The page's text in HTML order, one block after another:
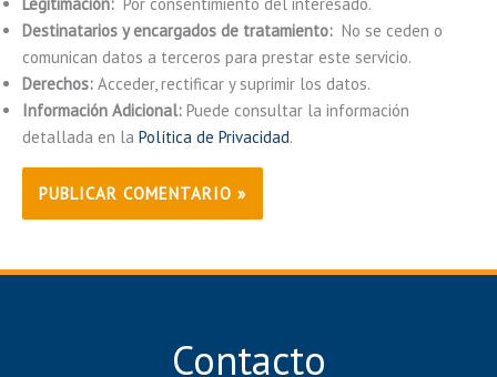
Destinatarios y encargados de tratamiento: No se ceden o
comunican datos a terceros para prestar este servicio.
Derechos: Acceder, rectificar y suprimir los datos.
Información Adicional: Puede consultar la información
detallada en la Política de Privacidad.
Contacto